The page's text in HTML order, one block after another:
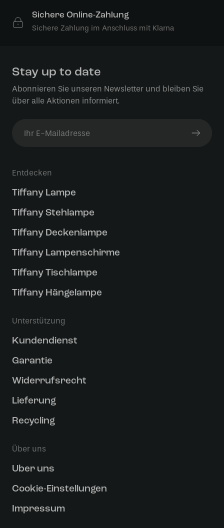
Sichere Online-Zahlung
Sichere Zahlung im Anschluss mit Klarna
Stay up to date
Abonnieren Sie unseren Newsletter und bleiben Sie
über alle Aktionen informiert.
Entdecken
Tiffany Lampe
Tiffany Stehlampe
Tiffany Deckenlampe
Tiffany Lampenschirme
Tiffany Tischlampe
Tiffany Hängelampe
Unterstützung
Kundendienst
Garantie
Widerrufsrecht
Lieferung
Recycling
Über uns
Uber uns
Cookie-Einstellungen
Impressum